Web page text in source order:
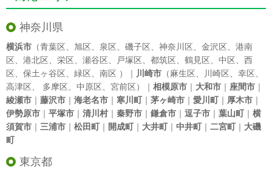
神奈川県
横浜市 （青葉区 旭区 泉区 磯子区 神奈川区 金沢区
港南
区
港北区 栄区 瀬谷区 戸塚区 都筑区 鶴見区 中区
西
区
保土ヶ谷区 緑区 南区 ）｜ 川崎市 （麻生区 川崎区 幸区
高津区
多摩区 中原区 宮前区）｜ 相模原市 ｜ 大和市 ｜ 座間市 ｜
綾瀬市 ｜ 藤沢市 ｜ 海老名市 ｜ 寒川町｜ 茅ヶ崎市 ｜ 愛川町｜ 厚木市 ｜
伊勢原市 ｜ 平塚市 ｜ 清川村｜ 秦野市 ｜ 鎌倉市 ｜ 逗子市 ｜ 葉山町｜ 横
須賀市 ｜ 三浦市 ｜ 松田町｜ 開成町｜ 大井町｜ 中井町｜ 二宮町｜ 大磯
町
東京都